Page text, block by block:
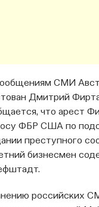
СМИ
Дмитрий
что арест
ФБР США по
преступного
бизнесмен
российских